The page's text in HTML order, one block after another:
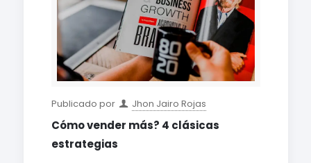
Publicado por Jhon Jairo Rojas
Cómo vender más? 4 clásicas
estrategias